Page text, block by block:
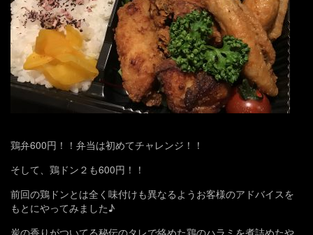
鶏弁600円！！弁当は初めてチャレンジ！！
そして、鶏ドン２も600円！！
前回の鶏ドンとは全く味付けも異なるようお客様のアドバイスを
もとにやってみました♪
炭の香りがついてる秘伝のタレで絡めた鶏のハラミを煮詰めたや